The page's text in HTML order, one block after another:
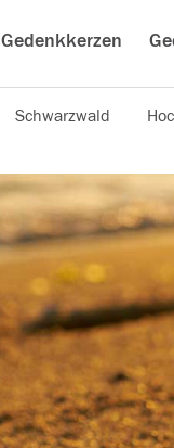
Gedenkkerzen
Schwarzwald